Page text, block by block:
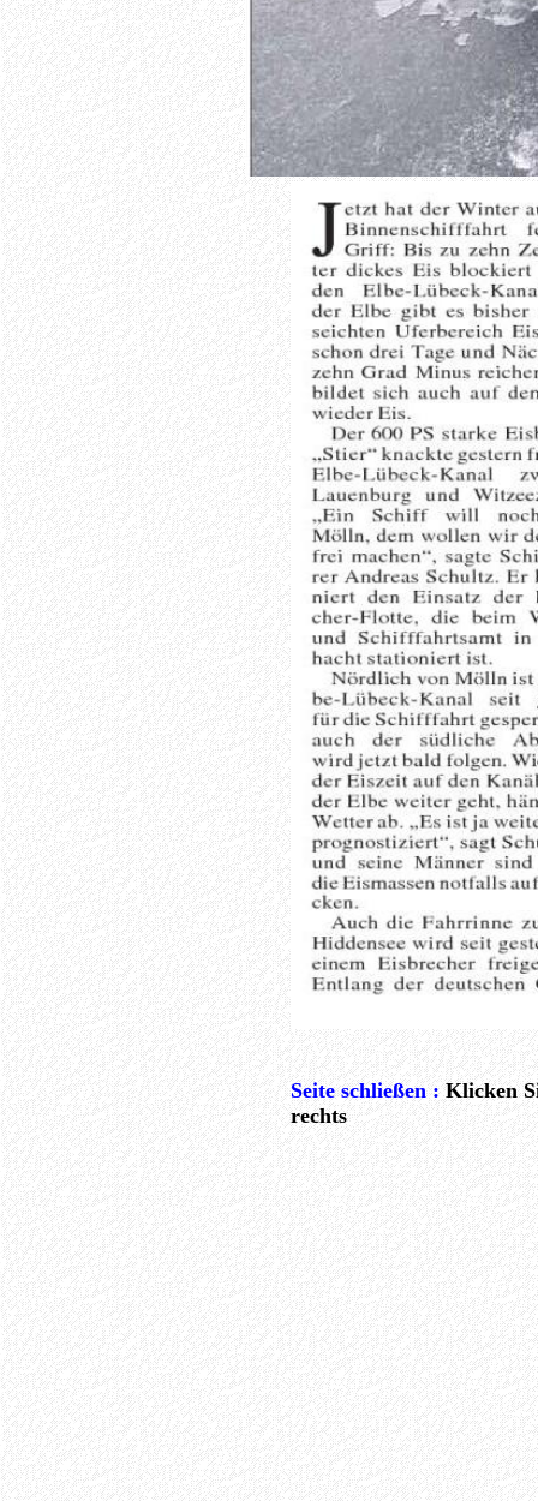
Seite schließen :Klicken
rechts